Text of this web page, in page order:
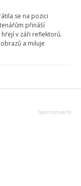
se na pozici
přináší
v záři reflektorů.
a miluje